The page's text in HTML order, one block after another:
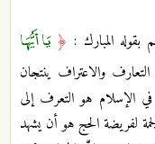
المبارك : ﴿ يَا أَيُّهَا
والاعتراف ينتجان
في الإسلام هو التعرف إلى
لفريضة الحج هو أن يشهد